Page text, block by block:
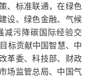
、标准联通，在绿色
设、绿色金融、气候
减污降碳国际经验交
标贡献中国智慧、中
革委、科技部、财政
场监管总局、中国气